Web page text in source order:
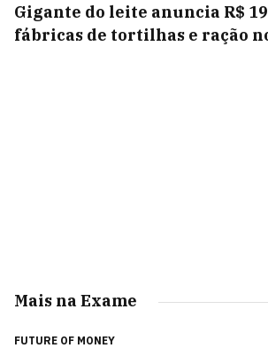
Gigante do leite anuncia R$
fábricas de tortilhas e ração
Mais na Exame
FUTURE OF MONEY